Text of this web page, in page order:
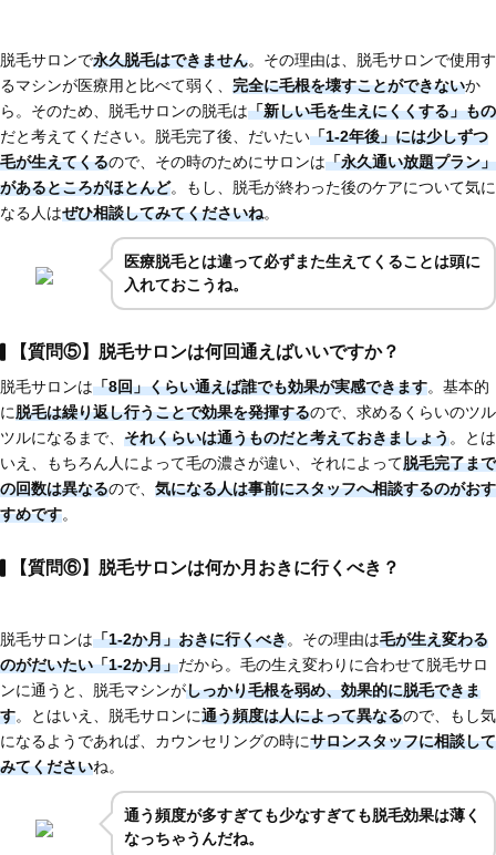
脱毛サロンで永久脱毛はできません。その理由は、脱毛サロンで使用す
るマシンが医療用と比べて弱く、 完全に毛根を壊すことができないか
ら。そのため、脱毛サロンの脱毛は「新しい毛を生えにくくする」もの
だと考えてください。脱毛完了後、だいたい「1-2年後」には少しずつ
毛が生えてくるので、その時のためにサロンは「永久通い放題プラン」
があるところがほとんど。もし、脱毛が終わった後のケアについて気に
なる人はぜひ相談してみてくださいね。
医療脱毛とは違って必ずまた生えてくることは頭に
入れておこうね。
【質問⑤】脱毛サロンは何回通えばいいですか？
脱毛サロンは「8回」くらい通えば誰でも効果が実感できます。基本的
に脱毛は繰り返し行うことで効果を発揮するので、求めるくらいのツル
ツルになるまで、 それくらいは通うものだと考えておきましょう。とは
いえ、もちろん人によって毛の濃さが違い、それによって脱毛完了まで
の回数は異なるので、 気になる人は事前にスタッフへ相談するのがおす
すめです。
【質問⑥】脱毛サロンは何か月おきに行くべき？
脱毛サロンは「1-2か月」おきに行くべき。その理由は毛が生え変わる
のがだいたい「1-2か月」だから。毛の生え変わりに合わせて脱毛サロ
ンに通うと、脱毛マシンがしっかり毛根を弱め、効果的に脱毛できま
す。とはいえ、脱毛サロンに通う頻度は人によって異なるので、もし気
になるようであれば、カウンセリングの時にサロンスタッフに相談して
みてくださいね。
通う頻度が多すぎても少なすぎても脱毛効果は薄く
なっちゃうんだね。